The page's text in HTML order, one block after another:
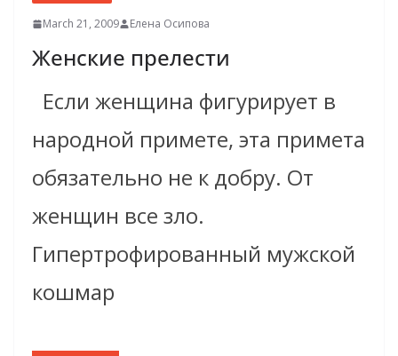
March 21, 2009 Елена Осипова
Женские прелести
Если женщина фигурирует в
народной примете, эта примета
обязательно не к добру. От
женщин все зло.
Гипертрофированный мужской
кошмар